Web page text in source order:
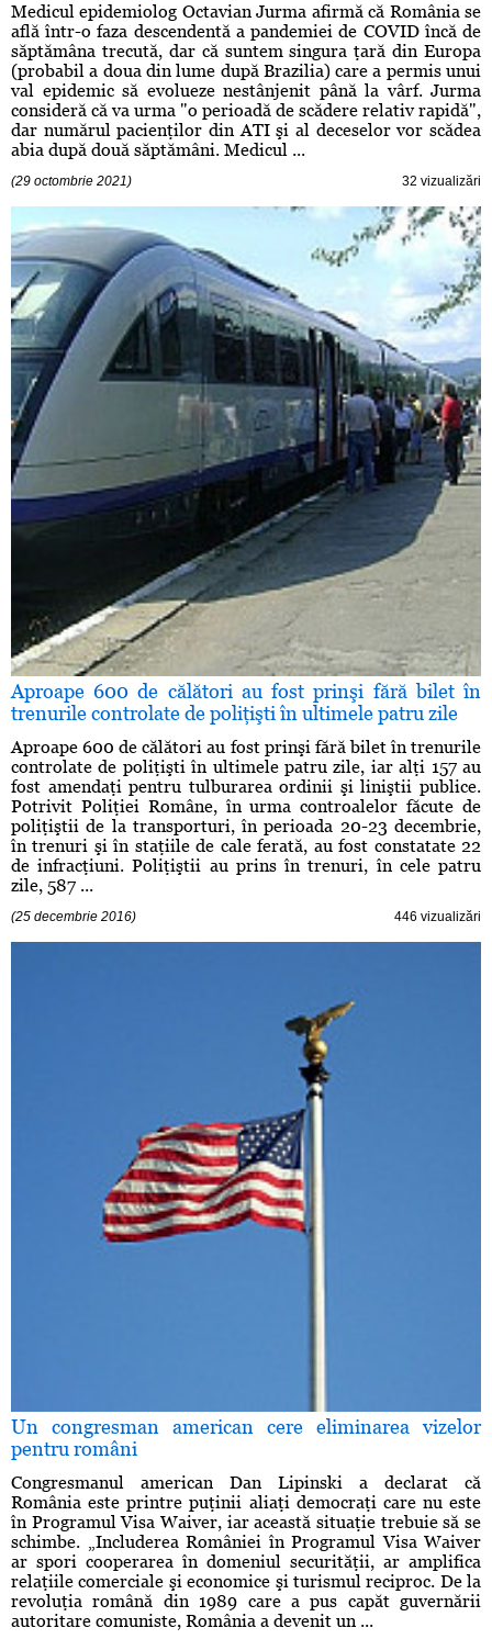
Medicul epidemiolog Octavian Jurma afirmă că România se
află într-o faza descendentă a pandemiei de COVID încă de
săptămâna trecută, dar că suntem singura ţară din Europa
(probabil a doua din lume după Brazilia) care a permis unui
val epidemic să evolueze nestânjenit până la vârf. Jurma
consideră că va urma "o perioadă de scădere relativ rapidă",
dar numărul pacienţilor din ATI şi al deceselor vor scădea
abia după două săptămâni. Medicul ...
(29 octombrie 2021) 32 vizualizări
Aproape 600 de călători au fost prinşi fără bilet în
trenurile controlate de poliţişti în ultimele patru zile
Aproape 600 de călători au fost prinşi fără bilet în trenurile
controlate de poliţişti în ultimele patru zile, iar alţi 157 au
fost amendaţi pentru tulburarea ordinii şi liniştii publice.
Potrivit Poliţiei Române, în urma controalelor făcute de
poliţiştii de la transporturi, în perioada 20-23 decembrie,
în trenuri şi în staţiile de cale ferată, au fost constatate 22
de infracţiuni. Poliţiştii au prins în trenuri, în cele patru
zile, 587 ...
(25 decembrie 2016) 446 vizualizări
Un congresman american cere eliminarea vizelor
pentru români
Congresmanul american Dan Lipinski a declarat că
România este printre puţinii aliaţi democraţi care nu este
în Programul Visa Waiver, iar această situaţie trebuie să se
schimbe. „Includerea României în Programul Visa Waiver
ar spori cooperarea în domeniul securităţii, ar amplifica
relaţiile comerciale şi economice şi turismul reciproc. De la
revoluţia română din 1989 care a pus capăt guvernării
autoritare comuniste, România a devenit un ...